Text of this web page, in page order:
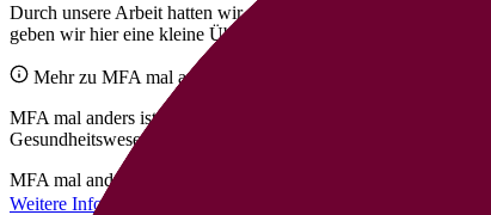
Durch unsere Arbeit hatten wir die Gelegenheit, eine Vielzahl
geben wir hier eine kleine Übersicht an Tipps, die wir Ihnen
Mehr zu MFA mal anders
MFA mal anders ist die führende Stellen- und
Gesundheitswesen.
MFA mal anders wurde von mir, Kristin Maurach – selbst
Weitere Infos für Arbeitgeber